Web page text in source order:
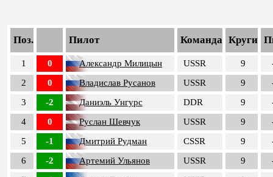
Поз. Пилот Команда Круги
1 0 Александр Милицын USSR 9
2
0 Владислав Русанов USSR 9
3
-2 Даниэль Унгурс DDR 9
4
0 Руслан Шевчук USSR 9
5
-1 Дмитрий Рудман CSSR 9
6
-2 Артемий Ульянов USSR 9